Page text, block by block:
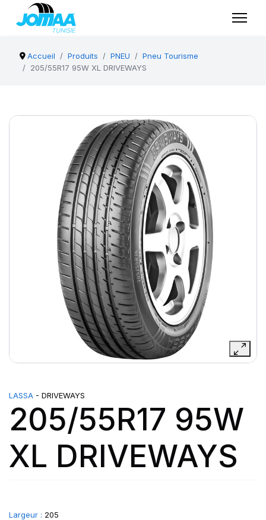
Accueil Produits PNEU
Pneu Tourisme
205/55R17 95W XL DRIVEWAYS
LASSA - DRIVEWAYS
205/55R17 95W
XL DRIVEWAYS
Largeur : 205